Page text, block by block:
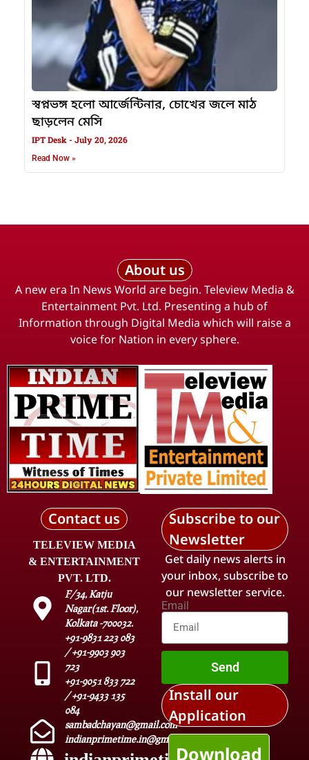
স্বপ্নভঙ্গ হলো আর্জেন্টিনার, চোখের জলে মাঠ
ছাড়লেন মেসি
IPT Desk July 20, 2026
Read Now »
About us
A new era In News World are begin. Teleview Media &
Entertainment Pvt. Ltd. Presenting a hub of
Information through Digital Media which will raise a
voice for Nation in every sphere.
Contact us
TELEVIEW MEDIA
& ENTERTAINMENT
PVT. LTD.
F/34, Katju
Nagar(1st. Floor),
Kolkata -700032.
+91-9831 223 083
/ +91-9903 903
723
+91-9051 833 722
/ +91-9433 135
084
sambadchayan@gmail.com
indianprimetime.in@gmail.com
Subscribe to our
Newsletter
Get daily news alerts in
your inbox, subscribe to
our newsletter service.
Email
Send
Install our
Application
Download